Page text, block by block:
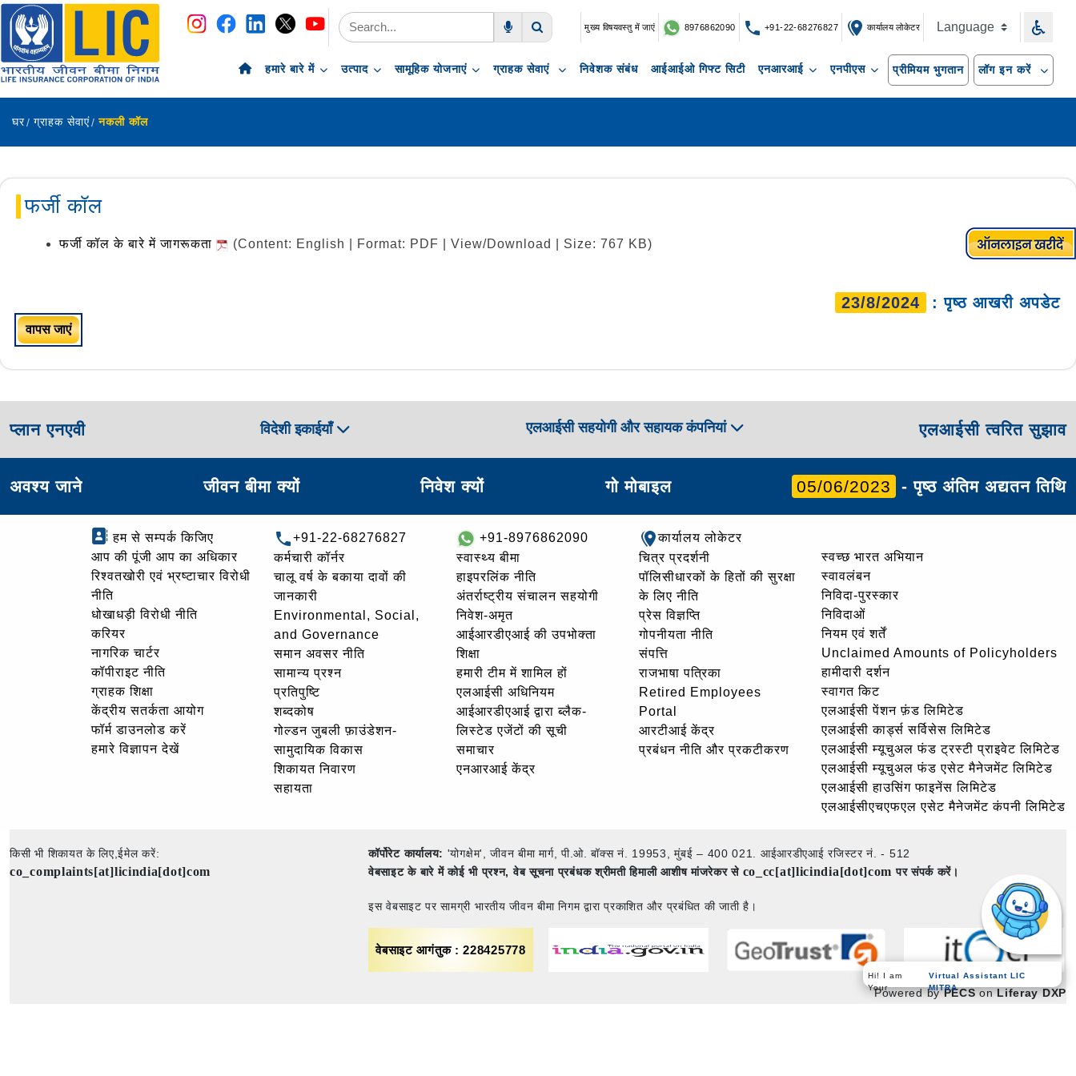
नेविगेशन
सामग्री पर छोड़ें
मुख्य विषयवस्तु में जाएं 8976862090 +91-22-68276827 कार्यालय लोकेटर
हमारे बारे में उत्पाद सामूहिक योजनाएं ग्राहक सेवाएं निवेशक संबंध आईआईओ गिफ्ट सिटी एनआरआई एनपीएस प्रीमियम भुगतान लॉग इन करें
घर ग्राहक सेवाएं नकली कॉल
फर्जी कॉल
फर्जी कॉल के बारे में जागरूकता (Content: English | Format: PDF | View/Download | Size: 767 KB)
23/8/2024 : पृष्ठ आखरी अपडेट
वापस जाएं
प्लान एनएवी विदेशी इकाईयाँ एलआईसी सहयोगी और सहायक कंपनियां एलआईसी त्वरित सुझाव
अवश्य जाने जीवन बीमा क्यों निवेश क्यों गो मोबाइल 05/06/2023 - पृष्ठ अंतिम अद्यतन तिथि
हम से सम्पर्क किजिए
आप की पूंजी आप का अधिकार
रिश्वतखोरी एवं भ्रष्टाचार विरोधी
नीति
धोखाधड़ी विरोधी नीति
करियर
नागरिक चार्टर
कॉपीराइट नीति
ग्राहक शिक्षा
केंद्रीय सतर्कता आयोग
फॉर्म डाउनलोड करें
हमारे विज्ञापन देखें
+91-22-68276827
कर्मचारी कॉर्नर
चालू वर्ष के बकाया दावों की
जानकारी
Environmental, Social,
and Governance
समान अवसर नीति
सामान्य प्रश्न
प्रतिपुष्टि
शब्दकोष
गोल्‍डन जुबली फ़ाउंडेशन-
सामुदायिक विकास
शिकायत निवारण
सहायता
+91-8976862090
स्वास्थ्य बीमा
हाइपरलिंक नीति
अंतर्राष्ट्रीय संचालन सहयोगी
निवेश-अमृत
आईआरडीएआई की उपभोक्ता
शिक्षा
हमारी टीम में शामिल हों
एलआईसी अधिनियम
आईआरडीएआई द्वारा ब्लैक-
लिस्टेड एजेंटों की सूची
समाचार
एनआरआई केंद्र
कार्यालय लोकेटर
चित्र प्रदर्शनी
पॉलिसीधारकों के हितों की सुरक्षा
के लिए नीति
प्रेस विज्ञप्ति
गोपनीयता नीति
संपत्ति
राजभाषा पत्रिका
Retired Employees
Portal
आरटीआई केंद्र
प्रबंधन नीति और प्रकटीकरण
स्वच्छ भारत अभियान
स्वावलंबन
निविदा-पुरस्कार
निविदाओं
नियम एवं शर्तें
Unclaimed Amounts of Policyholders
हामीदारी दर्शन
स्वागत किट
एलआईसी पेंशन फ़ंड लिमिटेड
एलआईसी कार्ड्स सर्विसेस लिमिटेड
एलआईसी म्यूचुअल फंड ट्रस्टी प्राइवेट लिमिटेड
एलआईसी म्यूचुअल फंड एसेट मैनेजमेंट लिमिटेड
एलआईसी हाउसिंग फाइनेंस लिमिटेड
एलआईसीएचएफएल एसेट मैनेजमेंट कंपनी लिमिटेड
किसी भी शिकायत के लिए,ईमेल करें:
co_complaints[at]licindia[dot]com
कॉर्पोरेट कार्यालय: 'योगक्षेम', जीवन बीमा मार्ग, पी.ओ. बॉक्स नं. 19953, मुंबई – 400 021. आईआरडीएआई रजिस्टर नं. - 512
वेबसाइट के बारे में कोई भी प्रश्न, वेब सूचना प्रबंधक श्रीमती हिमाली आशीष मांजरेकर से co_cc[at]licindia[dot]comपर संपर्क करें।
इस वेबसाइट पर सामग्री भारतीय जीवन बीमा निगम द्वारा प्रकाशित और प्रबंधित की जाती है।
वेबसाइट आगंतुक : 228425778
Powered byPECSonLiferay DXP
Hi! I am
Your
Virtual Assistant LIC
MITRA